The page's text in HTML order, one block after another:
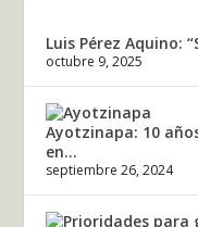
Luis Pérez Aquino:
octubre 9, 2025
Ayotzinapa: 10
en...
septiembre 26, 2024